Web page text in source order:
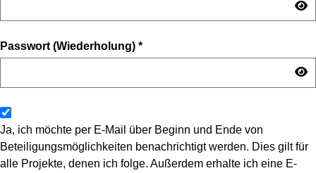
Passwort (Wiederholung) *
Ja, ich möchte per E-Mail über Beginn und Ende von
Beteiligungsmöglichkeiten benachrichtigt werden. Dies gilt für
alle Projekte, denen ich folge. Außerdem erhalte ich eine E-